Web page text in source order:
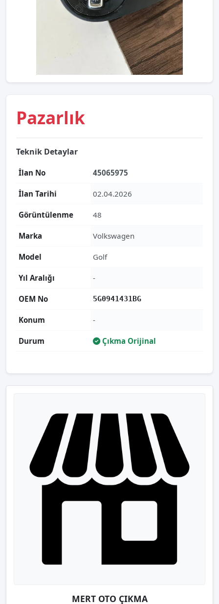
Pazarlık
Teknik Detaylar
İlan No 45065975
İlan Tarihi 02.04.2026
Görüntülenme 48
Marka Volkswagen
Model Golf
Yıl Aralığı -
OEM No 5G0941431BG
Konum -
Durum Çıkma Orijinal
MERT OTO ÇIKMA